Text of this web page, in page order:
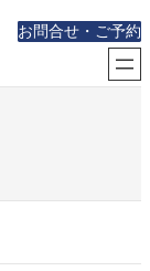
お問合せ・ご予約